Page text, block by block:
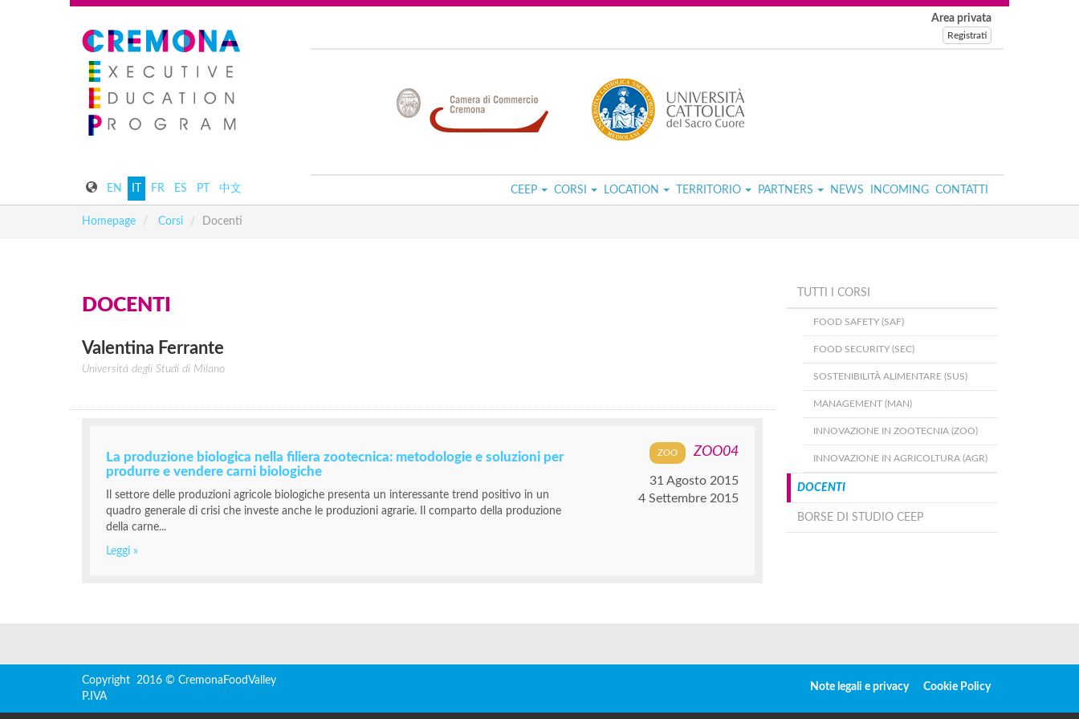
EN FR ES PT 中文
Area privata
Registrati
CEEP CORSI LOCATION TERRITORIO PARTNERS NEWS INCOMING CONTATTI
Homepage Corsi Docenti
DOCENTI
Valentina Ferrante
Università degli Studi di Milano
La produzione biologica nella filiera zootecnica: metodologie e soluzioni per
produrre e vendere carni biologiche
Il settore delle produzioni agricole biologiche presenta un interessante trend positivo in un
quadro generale di crisi che investe anche le produzioni agrarie. Il comparto della produzione
della carne...
Leggi »
ZOO04
31 Agosto 2015
4 Settembre 2015
TUTTI I CORSI
FOOD SAFETY (SAF)
FOOD SECURITY (SEC)
SOSTENIBILITÀ ALIMENTARE (SUS)
MANAGEMENT (MAN)
INNOVAZIONE IN ZOOTECNIA (ZOO)
INNOVAZIONE IN AGRICOLTURA (AGR)
DOCENTI
BORSE DI STUDIO CEEP
Note legali e privacy Cookie Policy
Copyright 2016 © CremonaFoodValley
P.IVA